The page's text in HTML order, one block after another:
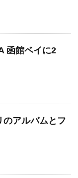
函館ベイに2
アルバムとフ